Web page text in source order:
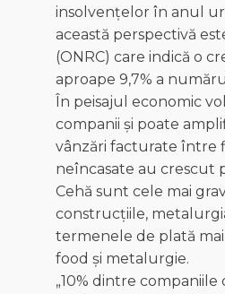
insolvențelor în anul
această perspectivă
(ONRC) care indică o
aproape 9,7% a
În peisajul economic
companii și poate
vânzări facturate între
neîncasate au crescut
Cehă sunt cele mai
construcțiile,
termenele de plată
food și metalurgie.
„10% dintre